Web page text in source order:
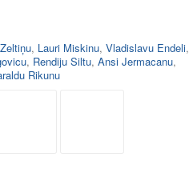
, Lauri Miskinu, Vladislavu Endeli,
, Rendiju Siltu, Ansi Jermacanu,
Rikunu